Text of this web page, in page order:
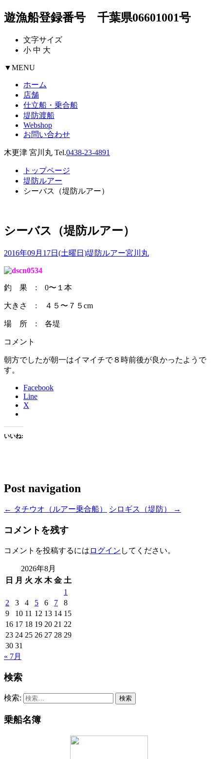
遊漁船登録番号 千葉県06601001号
文字サイズ
小 中 大
▼MENU
ホーム
店舗
仕立船・乗合船
堤防渡船
Webshop
お問い合わせ
木更津 宮川丸 Tel.0438-23-4891
トップページ
堤防ルアー
シーバス（堤防ルアー）
シーバス（堤防ルアー）
2016年09月17日(土曜日)堤防ルアー宮川丸
釣 果 : 0〜１本
大きさ : ４５〜７５cm
場 所 : 各堤
コメント
朝方でしたが朝一はイマイチで８時前後が良かったようで
す。
Facebook
Line
X
いいね:
Post navigation
← タチウオ（ルアー乗合船） シロギス（堤防） →
コメントを残す
コメントを投稿するには ログイン してください。
2026年8月
日
月 火 水 木 金 土
1
2
3 4 5 6 7
8
9
10 11 12 13 14 15
16 17 18 19 20 21 22
23 24 25 26 27 28 29
30 31
« 7月
検索
検索:
乗船名簿